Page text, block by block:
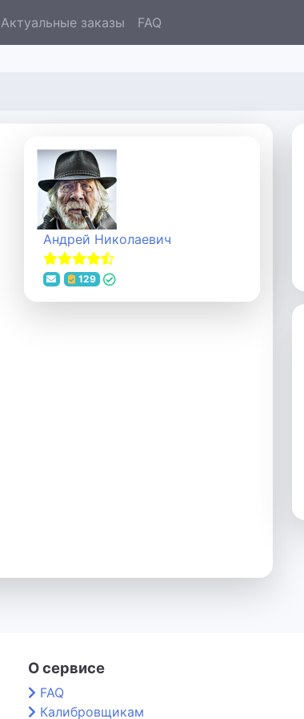
Актуальные заказы FAQ
Андрей Николаевич
129
О сервисе
FAQ
Калибровщикам